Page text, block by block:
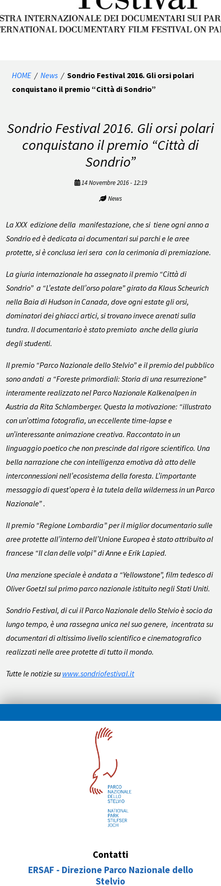
HOME / News / Sondrio Festival 2016. Gli orsi polari
conquistano il premio “Città di Sondrio”
Sondrio Festival 2016. Gli orsi polari
conquistano il premio “Città di
Sondrio”
14 Novembre 2016 - 12:19
News
La XXX edizione della manifestazione, che si tiene ogni anno a
Sondrio ed è dedicata ai documentari sui parchi e le aree
protette, si è conclusa ieri sera con la cerimonia di premiazione.
La giuria internazionale ha assegnato il premio “Città di
Sondrio” a “L’estate dell’orso polare” girato da Klaus Scheurich
nella Baia di Hudson in Canada, dove ogni estate gli orsi,
dominatori dei ghiacci artici, si trovano invece arenati sulla
tundra. Il documentario è stato premiato anche della giuria
degli studenti.
Il premio “Parco Nazionale dello Stelvio” e il premio del pubblico
sono andati a “Foreste primordiali: Storia di una resurrezione”
interamente realizzato nel Parco Nazionale Kalkenalpen in
Austria da Rita Schlamberger. Questa la motivazione: “illustrato
con un’ottima fotografia, un eccellente time-lapse e
un’interessante animazione creativa. Raccontato in un
linguaggio poetico che non prescinde dal rigore scientifico. Una
bella narrazione che con intelligenza emotiva dà atto delle
interconnessioni nell’ecosistema della foresta. L’importante
messaggio di quest’opera è la tutela della wilderness in un Parco
Nazionale” .
Il premio “Regione Lombardia” per il miglior documentario sulle
aree protette all’interno dell’Unione Europea è stato attribuito al
francese “Il clan delle volpi” di Anne e Erik Lapied.
Una menzione speciale è andata a “Yellowstone”, film tedesco di
Oliver Goetzl sul primo parco nazionale istituito negli Stati Uniti.
Sondrio Festival, di cui il Parco Nazionale dello Stelvio è socio da
lungo tempo, è una rassegna unica nel suo genere, incentrata su
documentari di altissimo livello scientifico e cinematografico
realizzati nelle aree protette di tutto il mondo.
Tutte le notizie su www.sondriofestival.it
Contatti
ERSAF - Direzione Parco Nazionale dello
Stelvio